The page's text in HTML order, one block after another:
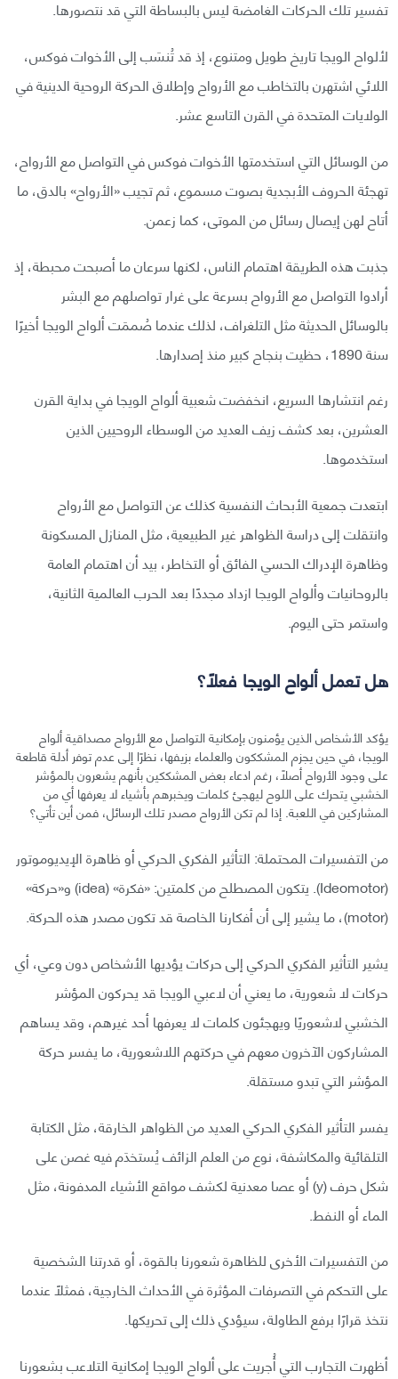
تفسير تلك الحركات الغامضة ليس بالبساطة التي قد نتصورها.
لألواح الويجا تاريخ طويل ومتنوع، إذ قد تُنسَب إلى الأخوات فوكس،
اللائي اشتهرن بالتخاطب مع الأرواح وإطلاق الحركة الروحية الدينية في
الولايات المتحدة في القرن التاسع عشر.
من الوسائل التي استخدمتها الأخوات فوكس في التواصل مع الأرواح،
تهجئة الحروف الأبجدية بصوت مسموع، ثم تجيب «الأرواح» بالدق، ما
أتاح لهن إيصال رسائل من الموتى، كما زعمن.
جذبت هذه الطريقة اهتمام الناس، لكنها سرعان ما أصبحت محبطة، إذ
أرادوا التواصل مع الأرواح بسرعة على غرار تواصلهم مع البشر
بالوسائل الحديثة مثل التلغراف، لذلك عندما صُممَت ألواح الويجا أخيرًا
سنة 1890، حظيت بنجاح كبير منذ إصدارها.
رغم انتشارها السريع، انخفضت شعبية ألواح الويجا في بداية القرن
العشرين، بعد كشف زيف العديد من الوسطاء الروحيين الذين
استخدموها.
ابتعدت جمعية الأبحاث النفسية كذلك عن التواصل مع الأرواح
وانتقلت إلى دراسة الظواهر غير الطبيعية، مثل المنازل المسكونة
وظاهرة الإدراك الحسي الفائق أو التخاطر، بيد أن اهتمام العامة
بالروحانيات وألواح الويجا ازداد مجددًا بعد الحرب العالمية الثانية،
واستمر حتى اليوم.
هل تعمل ألواح الويجا فعلًا؟
يؤكد الأشخاص الذين يؤمنون بإمكانية التواصل مع الأرواح مصداقية ألواح
الويجا، في حين يجزم المشككون والعلماء بزيفها، نظرًا إلى عدم توفر أدلة قاطعة
على وجود الأرواح أصلًا، رغم ادعاء بعض المشككين بأنهم يشعرون بالمؤشر
الخشبي يتحرك على اللوح ليهجئ كلمات ويخبرهم بأشياء لا يعرفها أي من
المشاركين في اللعبة. إذا لم تكن الأرواح مصدر تلك الرسائل، فمن أين تأتي؟
من التفسيرات المحتملة: التأثير الفكري الحركي أو ظاهرة الإيديوموتور
(Ideomotor). يتكون المصطلح من كلمتين: «فكرة» (idea) و«حركة»
(motor)، ما يشير إلى أن أفكارنا الخاصة قد تكون مصدر هذه الحركة.
يشير التأثير الفكري الحركي إلى حركات يؤديها الأشخاص دون وعي، أي
حركات لا شعورية، ما يعني أن لاعبي الويجا قد يحركون المؤشر
الخشبي لاشعوريًا ويهجئون كلمات لا يعرفها أحد غيرهم، وقد يساهم
المشاركون الآخرون معهم في حركتهم اللاشعورية، ما يفسر حركة
المؤشر التي تبدو مستقلة.
يفسر التأثير الفكري الحركي العديد من الظواهر الخارقة، مثل الكتابة
التلقائية والمكاشفة، نوع من العلم الزائف يُستخدَم فيه غصن على
شكل حرف (y) أو عصا معدنية لكشف مواقع الأشياء المدفونة، مثل
الماء أو النفط.
من التفسيرات الأخرى للظاهرة شعورنا بالقوة، أو قدرتنا الشخصية
على التحكم في التصرفات المؤثرة في الأحداث الخارجية، فمثلًا عندما
نتخذ قرارًا برفع الطاولة، سيؤدي ذلك إلى تحريكها.
أظهرت التجارب التي أُجريت على ألواح الويجا إمكانية التلاعب بشعورنا